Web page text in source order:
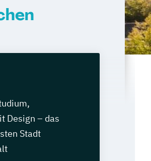
Design – das
Stadt